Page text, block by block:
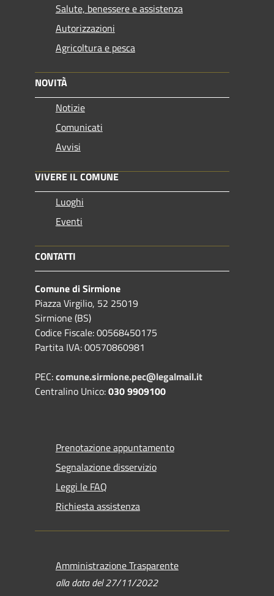
Salute, benessere e assistenza
Autorizzazioni
Agricoltura e pesca
NOVITÀ
Notizie
Comunicati
Avvisi
VIVERE IL COMUNE
Luoghi
Eventi
CONTATTI
Comune di Sirmione
Piazza Virgilio, 52 25019
Sirmione (BS)
Codice Fiscale: 00568450175
Partita IVA: 00570860981
PEC:comune.sirmione.pec@legalmail.it
Centralino Unico:030 9909100
Prenotazione appuntamento
Segnalazione disservizio
Leggi le FAQ
Richiesta assistenza
Amministrazione Trasparente
alla data del 27/11/2022